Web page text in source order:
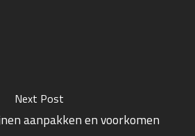
Next Post
aanpakken en voorkomen